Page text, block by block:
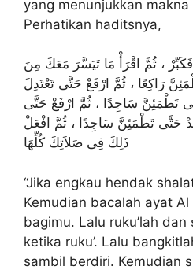
yang menunjukkan
Perhatikan haditsnya,
، ثُمَّ اقْرَأْ مَا تَيَسَّرَ مَعَكَ مِنَ
رَاكِعًا ، ثُمَّ ارْفَعْ حَتَّى تَعْتَدِلَ
تَطْمَئِنَّ سَاجِدًا ، ثُمَّ ارْفَعْ حَتَّى
حَتَّى تَطْمَئِنَّ سَاجِدًا ، ثُمَّ افْعَلْ
ذَلِكَ فِى صَلاَتِكَ كُلِّهَا
“Jika engkau hendak
Kemudian bacalah ayat Al
bagimu. Lalu ruku’lah dan
ketika ruku’. Lalu
sambil berdiri. Kemudian